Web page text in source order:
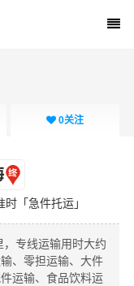
0关注
「急件托运」
专线运输用时大约
、零担运输、大件
运输、食品饮料运